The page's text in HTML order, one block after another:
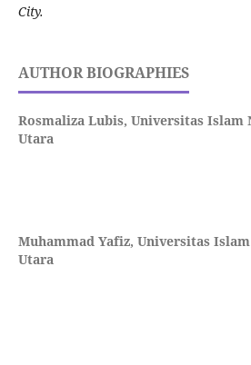
City.
AUTHOR BIOGRAPHIES
Rosmaliza Lubis, Universitas Islam
Utara
Muhammad Yafiz, Universitas
Utara